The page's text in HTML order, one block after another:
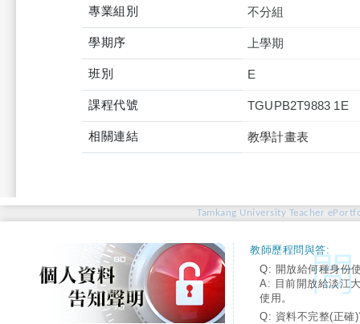
專業組別 不分組
學期序 上學期
班別 E
課程代號 TGUPB2T9883 1E
相關連結 教學計畫表
Tamkang University Teacher
教師歷程問與答:
Q: 開放給何種身份
A: 目前開放給淡江
使用。
Q: 資料不完整(正確